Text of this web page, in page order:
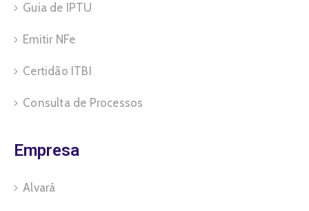
Guia de IPTU
Emitir NFe
Certidão ITBI
Consulta de Processos
Empresa
Alvará